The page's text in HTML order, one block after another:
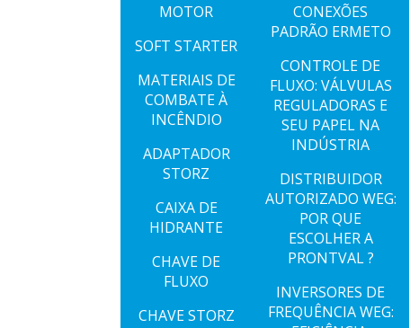
MOTOR
SOFT STARTER
MATERIAIS DE
COMBATE À
INCÊNDIO
ADAPTADOR
STORZ
CAIXA DE
HIDRANTE
CHAVE DE
FLUXO
CHAVE STORZ
CONEXÕES
PADRÃO ERMETO
CONTROLE DE
FLUXO: VÁLVULAS
REGULADORAS E
SEU PAPEL NA
INDÚSTRIA
DISTRIBUIDOR
AUTORIZADO WEG:
POR QUE
ESCOLHER A
PRONTVAL ?
INVERSORES DE
FREQUÊNCIA WEG: